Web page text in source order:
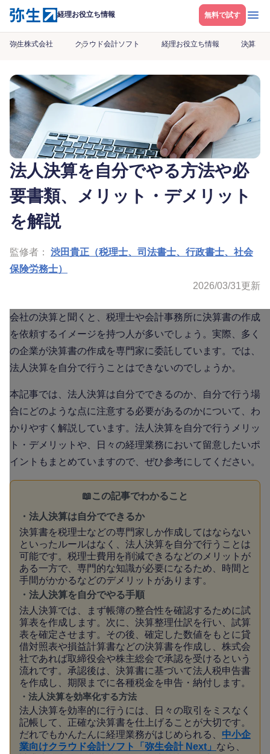
経理お役立ち情報 無料で試す メニ
弥生株式会社 クラウド会計ソフト 経理お役立ち情報 決算
法人決算を自分でやる方法や必
要書類、メリット・デメリット
を解説
監修者： 渋田貴正（税理士、司法書士、行政書士、社会
保険労務士）
2026/03/31更新
会社の決算と聞くと、税理士や会計事務所に決算書の作成
を依頼するイメージを持つ人が多いでしょう。実際、多く
の企業が決算書の作成を専門家に委託しています。では、
法人決算を自分で行うことはできないのでしょうか。
本記事では、法人決算は自分でできるのか、自分で行う場
合にどのような点に注意する必要があるのかについて、わ
かりやすく解説しています。法人決算を自分で行うメリッ
ト・デメリットや、日々の経理業務において留意したいポ
イントもまとめていますので、ぜひ参考にしてください。
📖この記事でわかること
・法人決算は自分でできるか
決算書を税理士などの専門家しか作成してはならない
といったルールはなく、法人決算を自分で行うことは
可能です。税理士費用を削減できるなどのメリットが
ある一方で、専門的な知識が必要になるため、時間と
手間がかかるなどのデメリットがあります。
・法人決算を自分でやる手順
法人決算では、まず帳簿の整合性を確認するために試
算表を作成します。次に、決算整理仕訳を行い、試算
表を確定させます。その後、確定した数値をもとに貸
借対照表や損益計算書などの決算書を作成し、株式会
社であれば取締役会や株主総会で承認を受けるという
流れです。承認後は、決算書に基づいて法人税申告書
を作成し、期限までに各種税金を申告・納付します。
・法人決算を効率化する方法
法人決算を効率的に行うには、日々の取引をミスなく
記帳して、正確な決算書を仕上げることが大切です。
だれでもかんたんに経理業務がはじめられる、 中小企
業向けクラウド会計ソフト「弥生会計 Next」 なら、